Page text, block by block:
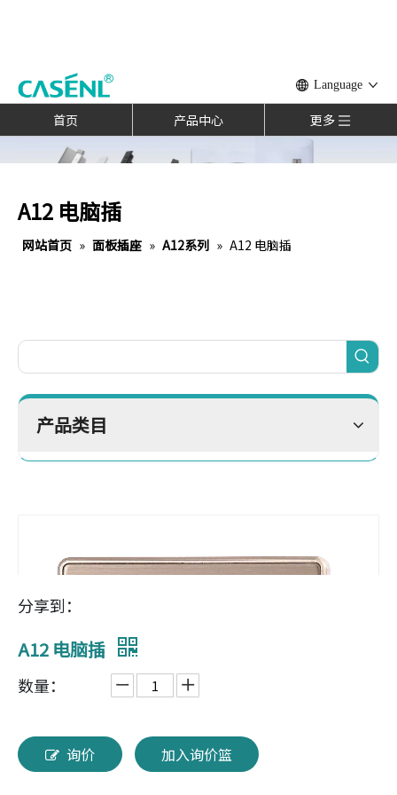
Language
首页 产品中心 更多
A12 电脑插
网站首页 » 面板插座 » A12系列 » A12 电脑插
产品类目
分享到：
A12 电脑插
数量：
询价 加入询价篮